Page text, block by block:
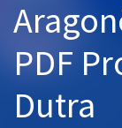
Questões grátis
PDF
Dutra